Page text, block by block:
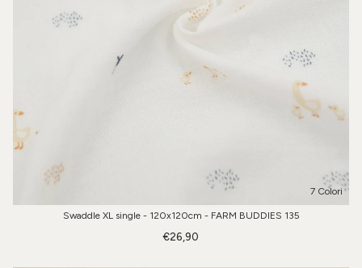
7 Colori
Swaddle XL single - 120x120cm - FARM BUDDIES 135
€26,90